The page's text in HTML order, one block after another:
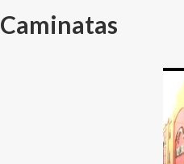
Caminatas